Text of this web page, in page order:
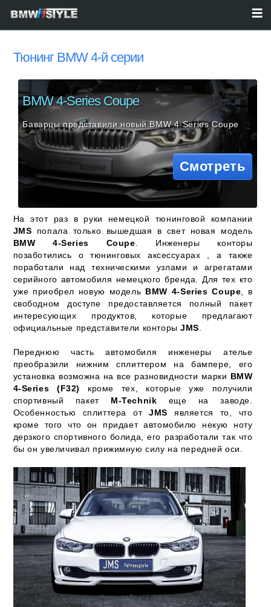
Тюнинг BMW 4-й серии
BMW 4-Series Coupe
Баварцы представили новый BMW 4-Series Coupe
Смотреть
На этот раз в руки немецкой тюнинговой компании
JMS попала только вышедшая в свет новая модель
BMW 4-Series Coupe . Инженеры конторы
позаботились о тюнинговых аксессуарах , а также
поработали над техническими узлами и агрегатами
серийного автомобиля немецкого бренда. Для тех кто
уже приобрел новую модель BMW 4-Series Coupe , в
свободном доступе предоставляется полный пакет
интересующих продуктов, которые предлагают
официальные представители конторыJMS
Переднюю часть автомобиля инженеры ателье
преобразили нижним сплиттером на бампере, его
установка возможна на все разновидности марки BMW
4-Series (F32)
кроме тех, которые уже получили
спортивный пакет M-Technik еще на заводе.
Особенностью сплиттера отJMS является то, что
кроме того что он придает автомобилю некую ноту
дерзкого спортивного болида, его разработали так что
бы он увеличивал прижимную силу на передней оси.